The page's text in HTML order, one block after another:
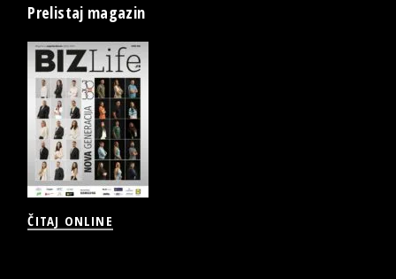
Prelistaj magazin
ČITAJ ONLINE